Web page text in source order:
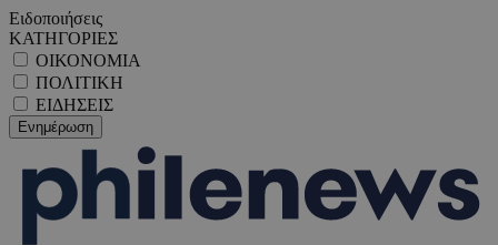
Ειδοποιήσεις
ΚΑΤΗΓΟΡΙΕΣ
ΟΙΚΟΝΟΜΙΑ
ΠΟΛΙΤΙΚΗ
ΕΙΔΗΣΕΙΣ